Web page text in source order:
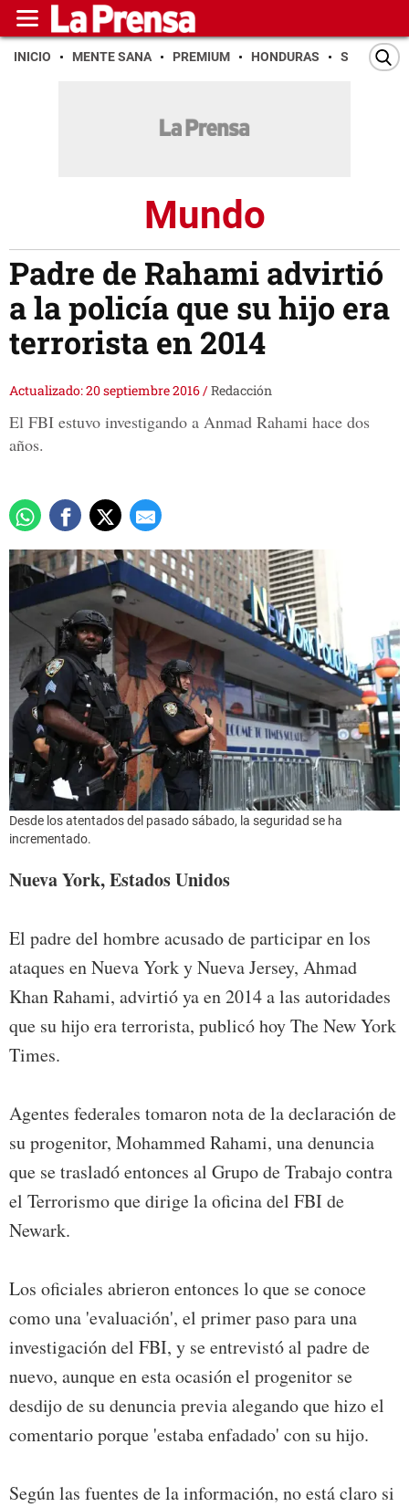
INICIO MENTE SANA PREMIUM HONDURAS SAN PEDRO
Mundo
Padre de Rahami advirtió
a la policía que su hijo era
terrorista en 2014
Actualizado: 20 septiembre 2016/Redacción
El FBI estuvo investigando a Anmad Rahami hace dos
años.
Desde los atentados del pasado sábado, la seguridad se ha
incrementado.
Nueva York, Estados Unidos
El padre del hombre acusado de participar en los
ataques en Nueva York y Nueva Jersey, Ahmad
Khan Rahami, advirtió ya en 2014 a las autoridades
que su hijo era terrorista, publicó hoy The New York
Times.
Agentes federales tomaron nota de la declaración de
su progenitor, Mohammed Rahami, una denuncia
que se trasladó entonces al Grupo de Trabajo contra
el Terrorismo que dirige la oficina del FBI de
Newark.
Los oficiales abrieron entonces lo que se conoce
como una 'evaluación', el primer paso para una
investigación del FBI, y se entrevistó al padre de
nuevo, aunque en esta ocasión el progenitor se
desdijo de su denuncia previa alegando que hizo el
comentario porque 'estaba enfadado' con su hijo.
Según las fuentes de la información, no está claro si